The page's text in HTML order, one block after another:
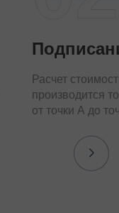
Расчет
производится
от точки А до